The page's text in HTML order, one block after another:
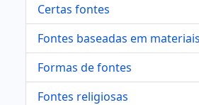
Certas fontes
Fontes baseadas em materiais
Formas de fontes
Fontes religiosas